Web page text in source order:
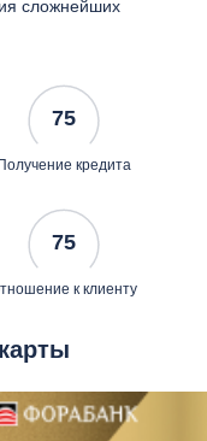
сложнейших
75
Получение кредита
75
к клиенту